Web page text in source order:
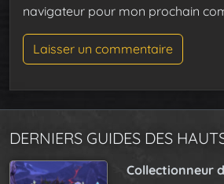
navigateur pour mon prochain
DERNIERS GUIDES DES
Collectionneur